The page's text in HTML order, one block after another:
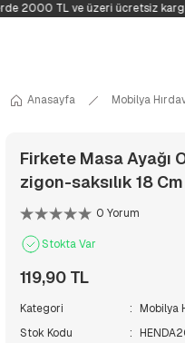
2000 TL ve üzeri ücretsiz
Anasayfa Mobilya
Firkete Masa Ayağı
zigon-saksılık 18 Cm
0 Yorum
Stokta Var
119,90 TL
Kategori
Mobilya
Stok Kodu